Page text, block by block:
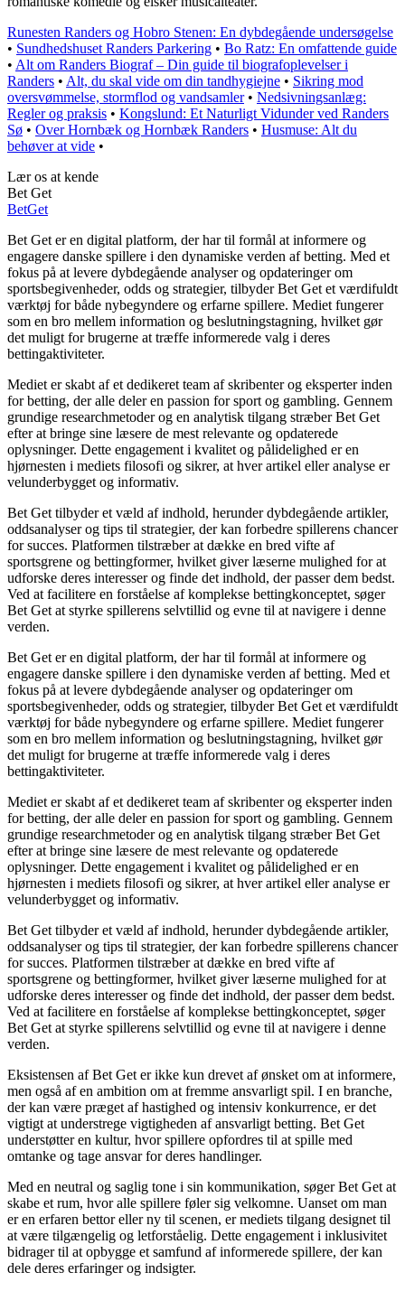
Runesten Randers og Hobro Stenen: En dybdegående undersøgelse
• Sundhedshuset Randers Parkering • Bo Ratz: En omfattende guide
• Alt om Randers Biograf – Din guide til biografoplevelser i
Randers • Alt, du skal vide om din tandhygiejne • Sikring mod
oversvømmelse, stormflod og vandsamler• Nedsivningsanlæg:
Regler og praksis • Kongslund: Et Naturligt Vidunder ved Randers
Sø • Over Hornbæk og Hornbæk Randers • Husmuse: Alt du
behøver at vide •
Lær os at kende
Bet Get
BetGet
Bet Get er en digital platform, der har til formål at informere og
engagere danske spillere i den dynamiske verden af betting. Med et
fokus på at levere dybdegående analyser og opdateringer om
sportsbegivenheder, odds og strategier, tilbyder Bet Get et værdifuldt
værktøj for både nybegyndere og erfarne spillere. Mediet fungerer
som en bro mellem information og beslutningstagning, hvilket gør
det muligt for brugerne at træffe informerede valg i deres
bettingaktiviteter.
Mediet er skabt af et dedikeret team af skribenter og eksperter inden
for betting, der alle deler en passion for sport og gambling. Gennem
grundige researchmetoder og en analytisk tilgang stræber Bet Get
efter at bringe sine læsere de mest relevante og opdaterede
oplysninger. Dette engagement i kvalitet og pålidelighed er en
hjørnesten i mediets filosofi og sikrer, at hver artikel eller analyse er
velunderbygget og informativ.
Bet Get tilbyder et væld af indhold, herunder dybdegående artikler,
oddsanalyser og tips til strategier, der kan forbedre spillerens chancer
for succes. Platformen tilstræber at dække en bred vifte af
sportsgrene og bettingformer, hvilket giver læserne mulighed for at
udforske deres interesser og finde det indhold, der passer dem bedst.
Ved at facilitere en forståelse af komplekse bettingkonceptet, søger
Bet Get at styrke spillerens selvtillid og evne til at navigere i denne
verden.
Bet Get er en digital platform, der har til formål at informere og
engagere danske spillere i den dynamiske verden af betting. Med et
fokus på at levere dybdegående analyser og opdateringer om
sportsbegivenheder, odds og strategier, tilbyder Bet Get et værdifuldt
værktøj for både nybegyndere og erfarne spillere. Mediet fungerer
som en bro mellem information og beslutningstagning, hvilket gør
det muligt for brugerne at træffe informerede valg i deres
bettingaktiviteter.
Mediet er skabt af et dedikeret team af skribenter og eksperter inden
for betting, der alle deler en passion for sport og gambling. Gennem
grundige researchmetoder og en analytisk tilgang stræber Bet Get
efter at bringe sine læsere de mest relevante og opdaterede
oplysninger. Dette engagement i kvalitet og pålidelighed er en
hjørnesten i mediets filosofi og sikrer, at hver artikel eller analyse er
velunderbygget og informativ.
Bet Get tilbyder et væld af indhold, herunder dybdegående artikler,
oddsanalyser og tips til strategier, der kan forbedre spillerens chancer
for succes. Platformen tilstræber at dække en bred vifte af
sportsgrene og bettingformer, hvilket giver læserne mulighed for at
udforske deres interesser og finde det indhold, der passer dem bedst.
Ved at facilitere en forståelse af komplekse bettingkonceptet, søger
Bet Get at styrke spillerens selvtillid og evne til at navigere i denne
verden.
Eksistensen af Bet Get er ikke kun drevet af ønsket om at informere,
men også af en ambition om at fremme ansvarligt spil. I en branche,
der kan være præget af hastighed og intensiv konkurrence, er det
vigtigt at understrege vigtigheden af ansvarligt betting. Bet Get
understøtter en kultur, hvor spillere opfordres til at spille med
omtanke og tage ansvar for deres handlinger.
Med en neutral og saglig tone i sin kommunikation, søger Bet Get at
skabe et rum, hvor alle spillere føler sig velkomne. Uanset om man
er en erfaren bettor eller ny til scenen, er mediets tilgang designet til
at være tilgængelig og letforståelig. Dette engagement i inklusivitet
bidrager til at opbygge et samfund af informerede spillere, der kan
dele deres erfaringer og indsigter.